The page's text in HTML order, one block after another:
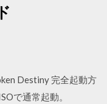
Destiny 完全起動方
で通常起動。